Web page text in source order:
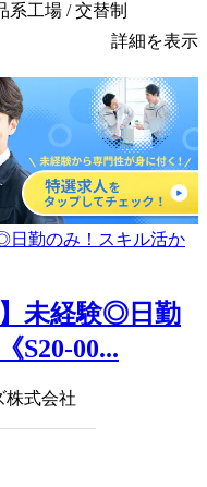
系工場 / 交替制
詳細を表示
】未経験◎日勤
S20-00...
株式会社